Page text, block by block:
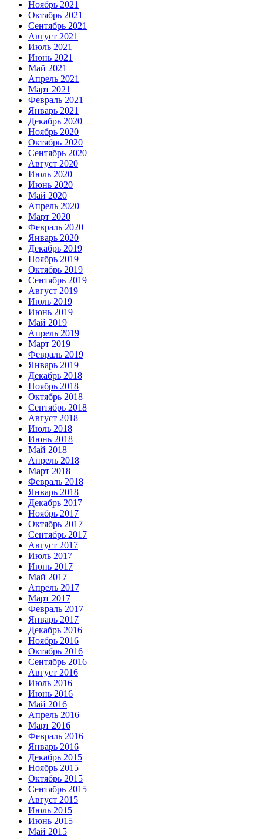
Ноябрь 2021
Октябрь 2021
Сентябрь 2021
Август 2021
Июль 2021
Июнь 2021
Май 2021
Апрель 2021
Март 2021
Февраль 2021
Январь 2021
Декабрь 2020
Ноябрь 2020
Октябрь 2020
Сентябрь 2020
Август 2020
Июль 2020
Июнь 2020
Май 2020
Апрель 2020
Март 2020
Февраль 2020
Январь 2020
Декабрь 2019
Ноябрь 2019
Октябрь 2019
Сентябрь 2019
Август 2019
Июль 2019
Июнь 2019
Май 2019
Апрель 2019
Март 2019
Февраль 2019
Январь 2019
Декабрь 2018
Ноябрь 2018
Октябрь 2018
Сентябрь 2018
Август 2018
Июль 2018
Июнь 2018
Май 2018
Апрель 2018
Март 2018
Февраль 2018
Январь 2018
Декабрь 2017
Ноябрь 2017
Октябрь 2017
Сентябрь 2017
Август 2017
Июль 2017
Июнь 2017
Май 2017
Апрель 2017
Март 2017
Февраль 2017
Январь 2017
Декабрь 2016
Ноябрь 2016
Октябрь 2016
Сентябрь 2016
Август 2016
Июль 2016
Июнь 2016
Май 2016
Апрель 2016
Март 2016
Февраль 2016
Январь 2016
Декабрь 2015
Ноябрь 2015
Октябрь 2015
Сентябрь 2015
Август 2015
Июль 2015
Июнь 2015
Май 2015